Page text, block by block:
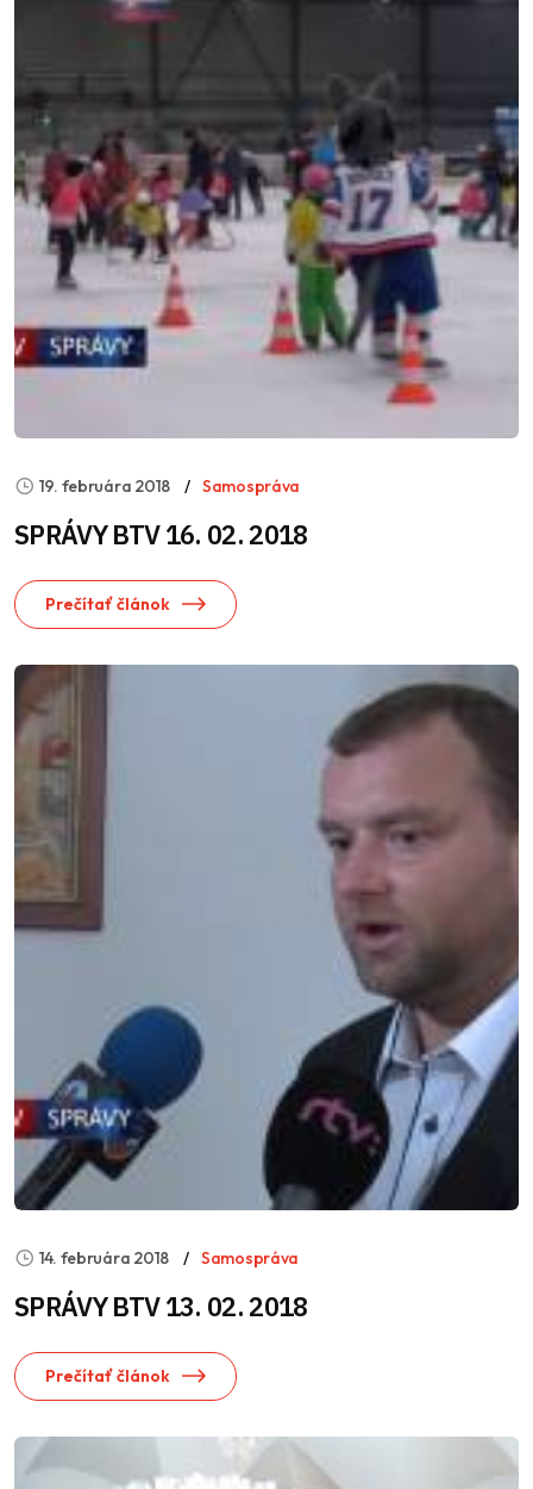
19. februára 2018 Samospráva
SPRÁVY BTV 16. 02. 2018
Prečítať článok
14. februára 2018 Samospráva
SPRÁVY BTV 13. 02. 2018
Prečítať článok